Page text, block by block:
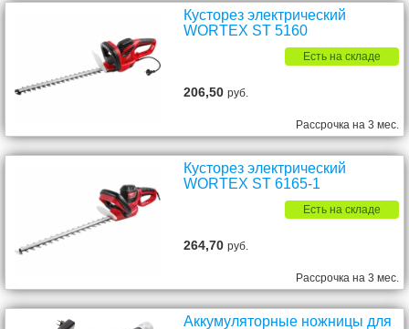
Кусторез электрический
WORTEX ST 5160
Есть на складе
206,50руб.
Рассрочка на 3 мес.
Кусторез электрический
WORTEX ST 6165-1
Есть на складе
264,70руб.
Рассрочка на 3 мес.
Аккумуляторные ножницы для